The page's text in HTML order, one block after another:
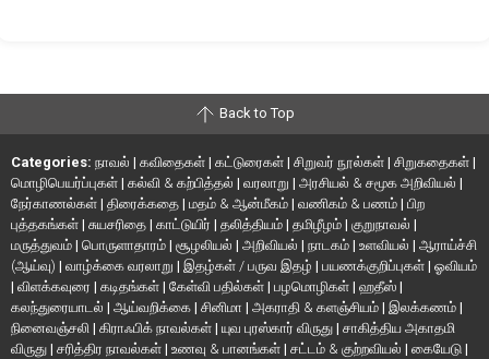
Back to Top
Categories: நாவல் | கவிதைகள் | கட்டுரைகள் | சிறுவர் நூல்கள் | சிறுகதைகள் |
மொழிபெயர்ப்புகள் | கல்வி & கற்பித்தல் | வரலாறு | அரசியல் & சமூக அறிவியல் |
நேர்காணல்கள் | திரைக்கதை | மதம் & ஆன்மீகம் | வணிகம் & பணம் | பிற
புத்தகங்கள் | சுயசரிதை | காட்டுயிர் | தலித்தியம் | தமிழீழம் | குறுநாவல் |
மருத்துவம் | பொருளாதாரம் | சூழலியல் | அறிவியல் | நாடகம் | உளவியல் | ஆராய்ச்சி
(ஆய்வு) | வாழ்க்கை வரலாறு | இதழ்கள் / பருவ இதழ் | பயணக்குறிப்புகள் | ஓவியம்
| விளக்கவுரை | கடிதங்கள் | கேள்வி பதில்கள் | பழமொழிகள் | ஹதீஸ் |
கலந்துரையாடல் | ஆய்வறிக்கை | சினிமா | அகராதி & களஞ்சியம் | இலக்கணம் |
நினைவஞ்சலி | கிராஃபிக் நாவல்கள் | யுவ புரஸ்கார் விருது | சாகித்திய அகாதமி
விருது | சரித்திர நாவல்கள் | உணவு & பானங்கள் | சட்டம் & குற்றவியல் | கையேடு |